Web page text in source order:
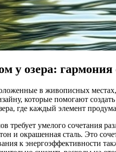
у озера:
в живописных местах,
которые помогают
где каждый элемент
требует умелого сочетания
и окрашенная сталь. Это
к энергоэффективности